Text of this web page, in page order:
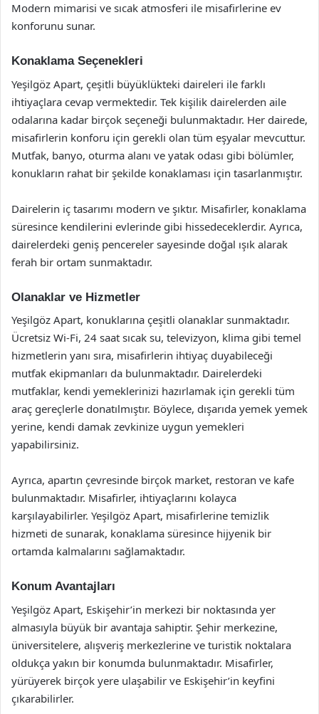
Modern mimarisi ve sıcak atmosferi ile misafirlerine ev
konforunu sunar.
Konaklama Seçenekleri
Yeşilgöz Apart, çeşitli büyüklükteki daireleri ile farklı
ihtiyaçlara cevap vermektedir. Tek kişilik dairelerden aile
odalarına kadar birçok seçeneği bulunmaktadır. Her dairede,
misafirlerin konforu için gerekli olan tüm eşyalar mevcuttur.
Mutfak, banyo, oturma alanı ve yatak odası gibi bölümler,
konukların rahat bir şekilde konaklaması için tasarlanmıştır.
Dairelerin iç tasarımı modern ve şıktır. Misafirler, konaklama
süresince kendilerini evlerinde gibi hissedeceklerdir. Ayrıca,
dairelerdeki geniş pencereler sayesinde doğal ışık alarak
ferah bir ortam sunmaktadır.
Olanaklar ve Hizmetler
Yeşilgöz Apart, konuklarına çeşitli olanaklar sunmaktadır.
Ücretsiz Wi-Fi, 24 saat sıcak su, televizyon, klima gibi temel
hizmetlerin yanı sıra, misafirlerin ihtiyaç duyabileceği
mutfak ekipmanları da bulunmaktadır. Dairelerdeki
mutfaklar, kendi yemeklerinizi hazırlamak için gerekli tüm
araç gereçlerle donatılmıştır. Böylece, dışarıda yemek yemek
yerine, kendi damak zevkinize uygun yemekleri
yapabilirsiniz.
Ayrıca, apartın çevresinde birçok market, restoran ve kafe
bulunmaktadır. Misafirler, ihtiyaçlarını kolayca
karşılayabilirler. Yeşilgöz Apart, misafirlerine temizlik
hizmeti de sunarak, konaklama süresince hijyenik bir
ortamda kalmalarını sağlamaktadır.
Konum Avantajları
Yeşilgöz Apart, Eskişehir’in merkezi bir noktasında yer
almasıyla büyük bir avantaja sahiptir. Şehir merkezine,
üniversitelere, alışveriş merkezlerine ve turistik noktalara
oldukça yakın bir konumda bulunmaktadır. Misafirler,
yürüyerek birçok yere ulaşabilir ve Eskişehir’in keyfini
çıkarabilirler.